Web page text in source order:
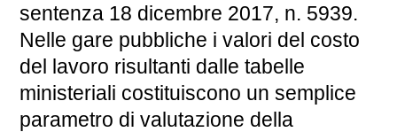
sentenza 18 dicembre 2017, n. 5939.
Nelle gare pubbliche i valori del costo
del lavoro risultanti dalle tabelle
ministeriali costituiscono un semplice
parametro di valutazione della